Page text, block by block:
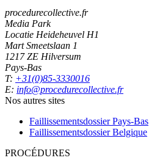
procedurecollective.fr
Media Park
Locatie Heideheuvel H1
Mart Smeetslaan 1
1217 ZE Hilversum
Pays-Bas
T: +31(0)85-3330016
E: info@procedurecollective.fr
Nos autres sites
Faillissementsdossier Pays-Bas
Faillissementsdossier Belgique
PROCÉDURES